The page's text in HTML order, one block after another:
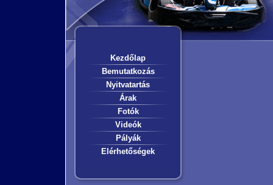
Kezdőlap
Bemutatkozás
Nyitvatartás
Árak
Fotók
Videók
Pályák
Elérhetőségek